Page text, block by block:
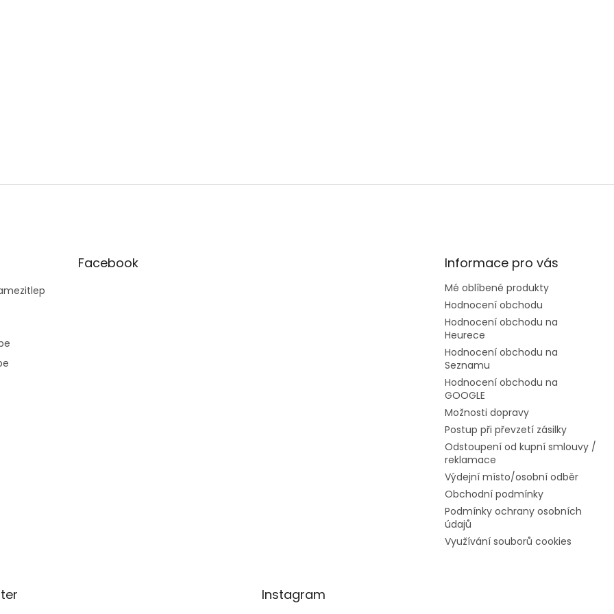
Facebook Informace pro vás
Mé oblíbené produkty
Hodnocení obchodu
Hodnocení obchodu na
Heurece
Hodnocení obchodu na
Seznamu
Hodnocení obchodu na
GOOGLE
Možnosti dopravy
Postup při převzetí zásilky
Odstoupení od kupní smlouvy /
reklamace
Výdejní místo/osobní odběr
Obchodní podmínky
Podmínky ochrany osobních
údajů
Využívání souborů cookies
Instagram